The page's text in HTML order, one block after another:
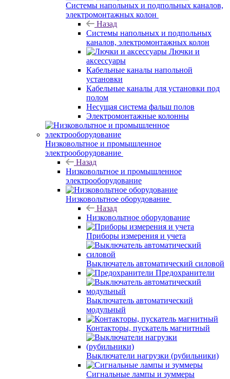
Системы напольных и подпольных каналов,
электромонтажных колон
Назад
Системы напольных и подпольных
каналов, электромонтажных колон
Лючки и
аксессуары
Кабельные каналы напольной
установки
Кабельные каналы для установки под
полом
Несущая система фальш полов
Электромонтажные колонны
Низковольтное и промышленное
электрооборудование
Назад
Низковольтное и промышленное
электрооборудование
Низковольтное оборудование
Назад
Низковольтное оборудование
Приборы измерения и учета
Выключатель автоматический силовой
Предохранители
Выключатель автоматический
модульный
Контакторы, пускатель магнитный
Выключатели нагрузки (рубильники)
Сигнальные лампы и зуммеры